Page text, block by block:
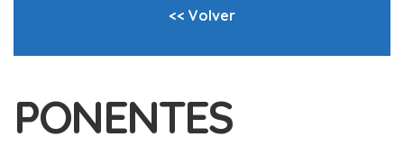
<< Volver
PONENTES